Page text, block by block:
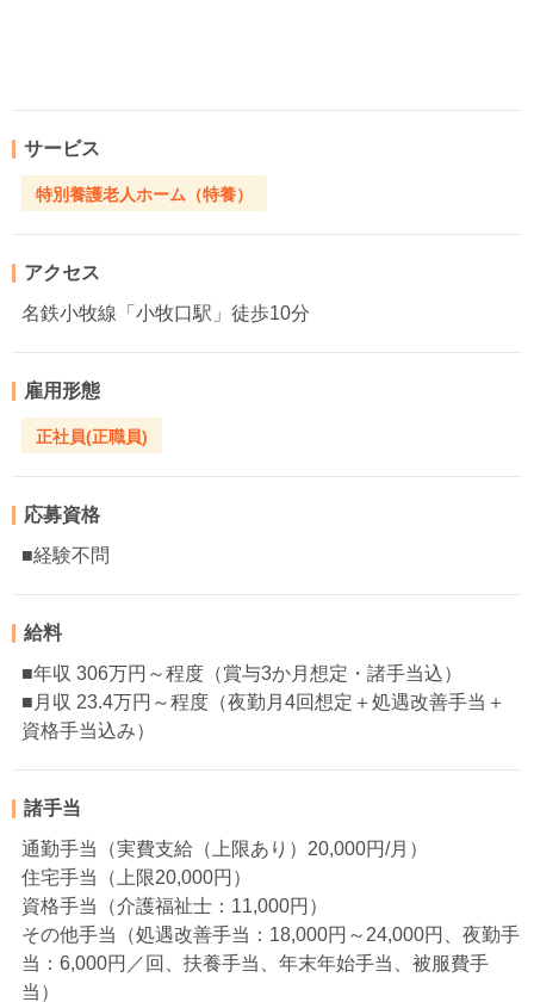
サービス
特別養護老人ホーム（特養）
アクセス
名鉄小牧線「小牧口駅」徒歩10分
雇用形態
正社員(正職員)
応募資格
■経験不問
給料
■年収 306万円～程度（賞与3か月想定・諸手当込）
■月収 23.4万円～程度（夜勤月4回想定＋処遇改善手当＋
資格手当込み）
諸手当
通勤手当（実費支給（上限あり）20,000円/月）
住宅手当（上限20,000円）
資格手当（介護福祉士：11,000円）
その他手当（処遇改善手当：18,000円～24,000円、夜勤手
当：6,000円／回、扶養手当、年末年始手当、被服費手
当）